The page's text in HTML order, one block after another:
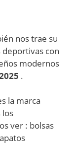
nos trae su
deportivas con
modernos
.
la marca
los
ver : bolsas